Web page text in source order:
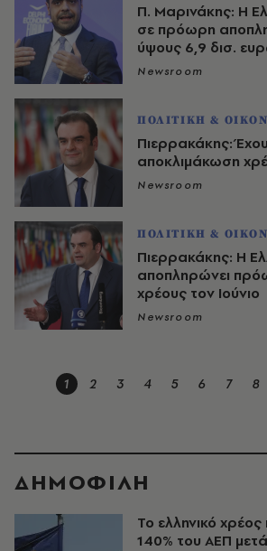
Π. Μαρινάκης: Η
σε πρόωρη
ύψους 6,9 δισ.
Newsroom
ΠΟΛΙΤΙΚΗ &
Πιερρακάκης:
αποκλιμάκωση
Newsroom
ΠΟΛΙΤΙΚΗ &
Πιερρακάκης: Η
αποπληρώνει
χρέους τον Ιούνιο
Newsroom
1 2 3 4 5 6 7 8
ΔΗΜΟΦΙΛΗ
Το ελληνικό
140% του ΑΕΠ